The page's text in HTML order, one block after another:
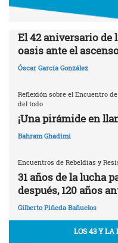
El 42 aniversario de
oasis ante el
Óscar García González
Reflexión sobre el Encuentro
del todo
¡Una pirámide en
Bahram Ghadimi
Encuentros de Rebeldías y
31 años de la lucha
después, 120 años
Gilberto Piñeda Bañuelos
LOS 43 Y LA